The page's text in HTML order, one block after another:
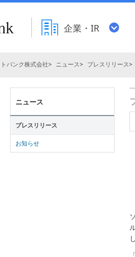
企業・IR
バンク株式会社 ニュース プレスリリース
ニュース
プレスリリース
お知らせ